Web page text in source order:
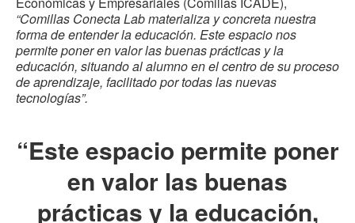
“Comillas Conecta Lab materializa y concreta nuestra
forma de entender la educación. Este espacio nos
permite poner en valor las buenas prácticas y la
educación, situando al alumno en el centro de su proceso
de aprendizaje, facilitado por todas las nuevas
tecnologías”.
“Este espacio permite poner
en valor las buenas
prácticas y la educación,